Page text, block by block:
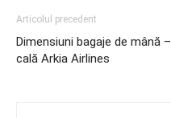
Articolul precedent
Dimensiuni bagaje de mână –
cală Arkia Airlines